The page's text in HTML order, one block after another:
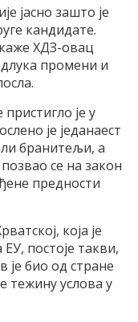
јасно зашто је
кандидате.
каже ХДЗ-овац
промени и
је у
је једанаест
бранитељи, а
се на закон
предности
која је
постоје такви,
је био од стране
тежину услова у